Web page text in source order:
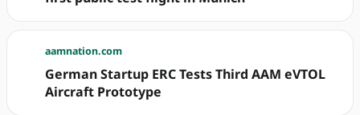
aamnation.com
German Startup ERC Tests Third AAM eVTOL
Aircraft Prototype